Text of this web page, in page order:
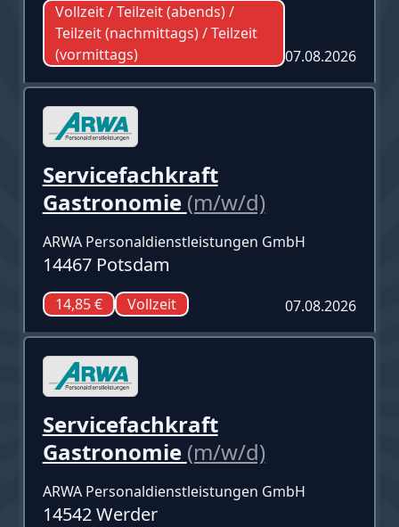
Vollzeit / Teilzeit (abends) /
Teilzeit (nachmittags) / Teilzeit
(vormittags)
07.08.2026
Servicefachkraft
Gastronomie (m/w/d)
ARWA Personaldienstleistungen GmbH
14467 Potsdam
14,85 € Vollzeit 07.08.2026
Servicefachkraft
Gastronomie (m/w/d)
ARWA Personaldienstleistungen GmbH
14542 Werder